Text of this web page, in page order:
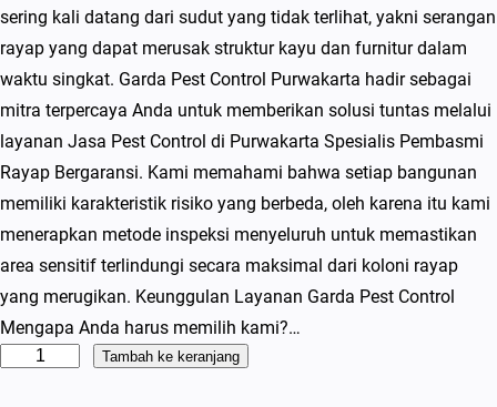
sering kali datang dari sudut yang tidak terlihat, yakni serangan
rayap yang dapat merusak struktur kayu dan furnitur dalam
waktu singkat. Garda Pest Control Purwakarta hadir sebagai
mitra terpercaya Anda untuk memberikan solusi tuntas melalui
layanan Jasa Pest Control di Purwakarta Spesialis Pembasmi
Rayap Bergaransi. Kami memahami bahwa setiap bangunan
memiliki karakteristik risiko yang berbeda, oleh karena itu kami
menerapkan metode inspeksi menyeluruh untuk memastikan
area sensitif terlindungi secara maksimal dari koloni rayap
yang merugikan. Keunggulan Layanan Garda Pest Control
Mengapa Anda harus memilih kami?…
Tambah ke keranjang